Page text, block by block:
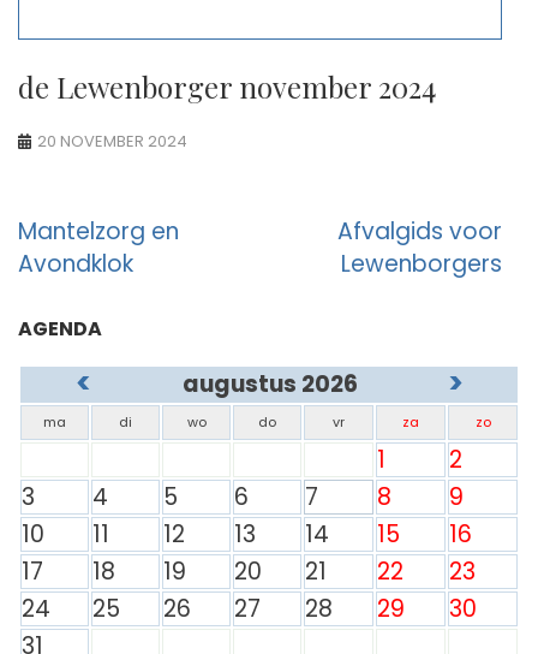
de Lewenborger november 2024
20 NOVEMBER 2024
Berichtnavigatie
Mantelzorg en
Avondklok
Afvalgids voor
Lewenborgers
AGENDA
< augustus 2026 >
ma di wo do vr za zo
1
2
3
4 5 6 7 8
9
10
11 12 13 14 15
16
17
18 19 20 21 22
23
24
25 26 27 28 29
30
31